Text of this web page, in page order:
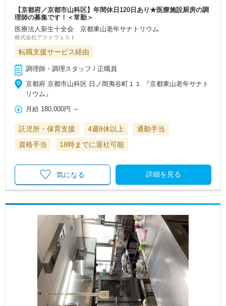
【京都府／京都市山科区】年間休日120日あり★医療施設厨房の調
理師の募集です！＜常勤＞
医療法人新生十全会 京都東山老年サナトリウム
株式会社アクトウェスト
転職支援サービス経由
調理師・調理スタッフ / 正職員
京都府 京都市山科区 日ノ岡夷谷町１１ 『京都東山老年サナト
リウム』
月給 180,000円 ～
託児所・保育支援 4週8休以上
通勤手当
資格手当
18時までに退社可能
詳細を見る
気になる